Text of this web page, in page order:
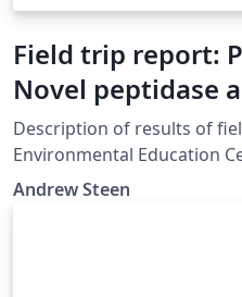
Field trip report:
Novel peptidase
freshwaters of
Mountains, PA
Description of results of
Environmental Education Center with
Malcolm X Shabazz High
Andrew Steen